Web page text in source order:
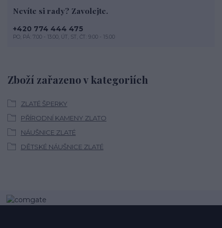
Zboží zařazeno v kategoriích
ZLATÉ ŠPERKY
PŘÍRODNÍ KAMENY ZLATO
NÁUŠNICE ZLATÉ
DĚTSKÉ NÁUŠNICE ZLATÉ
Nevíte si rady? Zavolejte.
+420 774 444 475
PO, PÁ: 7.00 - 13.00, ÚT, ST, ČT: 9.00 - 15.00